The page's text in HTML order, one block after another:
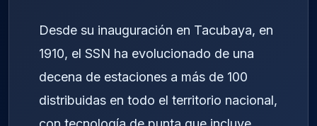
Desde su inauguración en Tacubaya, en
1910, el SSN ha evolucionado de una
decena de estaciones a más de 100
distribuidas en todo el territorio nacional,